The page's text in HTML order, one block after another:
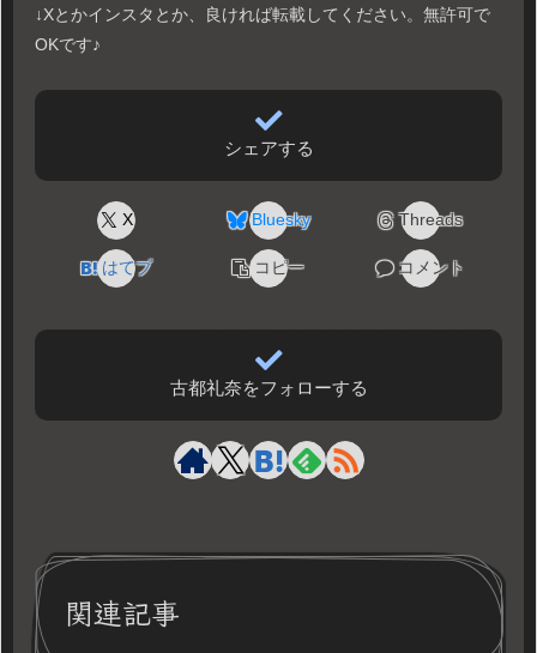
↓Xとかインスタとか、良ければ転載してください。無許可で
OKです♪
シェアする
X Bluesky Threads
はてブ コピー コメント
古都礼奈をフォローする
関連記事